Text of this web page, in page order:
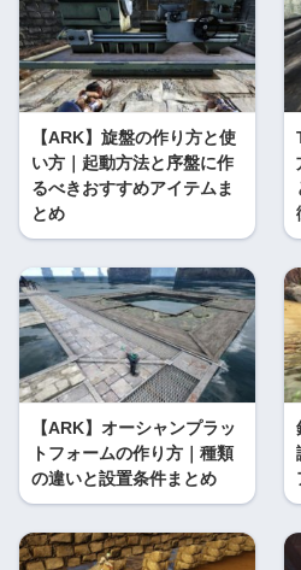
【ARK】旋盤の作り方と使
い方｜起動方法と序盤に作
るべきおすすめアイテムま
とめ
【ARK】オーシャンプラッ
トフォームの作り方｜種類
の違いと設置条件まとめ